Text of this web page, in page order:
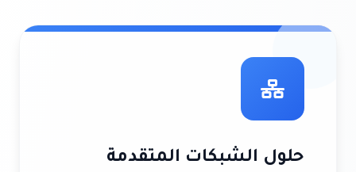
حلول الشبكات المتقدمة